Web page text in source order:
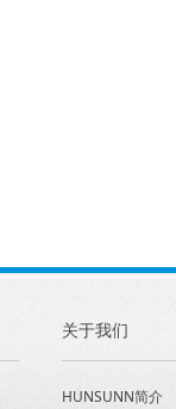
关于我们
HUNSUNN简介